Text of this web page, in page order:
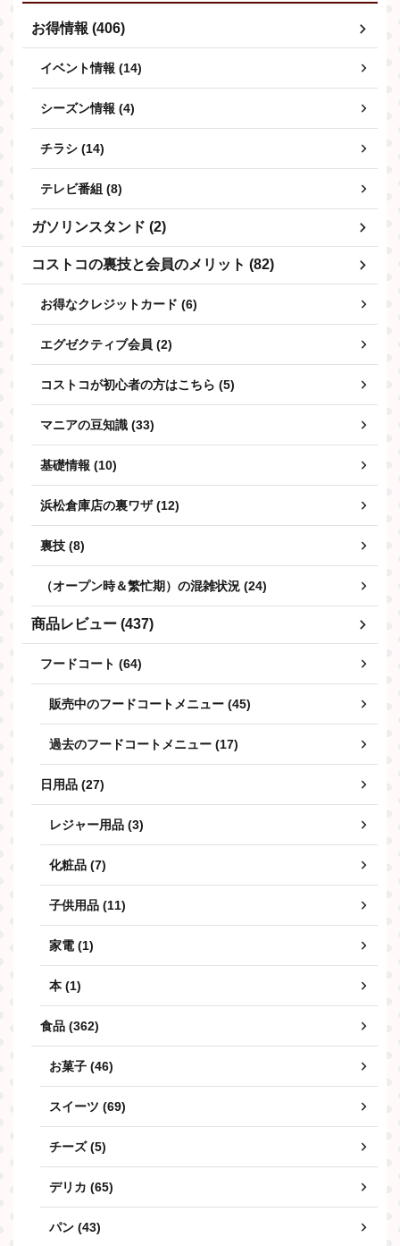
お得情報 (406)
イベント情報 (14)
シーズン情報 (4)
チラシ (14)
テレビ番組 (8)
ガソリンスタンド (2)
コストコの裏技と会員のメリット (82)
お得なクレジットカード (6)
エグゼクティブ会員 (2)
コストコが初心者の方はこちら (5)
マニアの豆知識 (33)
基礎情報 (10)
浜松倉庫店の裏ワザ (12)
裏技 (8)
（オープン時＆繁忙期）の混雑状況 (24)
商品レビュー (437)
フードコート (64)
販売中のフードコートメニュー (45)
過去のフードコートメニュー (17)
日用品 (27)
レジャー用品 (3)
化粧品 (7)
子供用品 (11)
家電 (1)
本 (1)
食品 (362)
お菓子 (46)
スイーツ (69)
チーズ (5)
デリカ (65)
パン (43)